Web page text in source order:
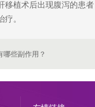
移植术后出现腹泻的患
疗。
哪些副作用？